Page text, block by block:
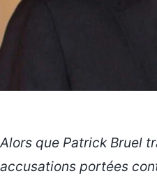
Alors que Patrick Bruel
accusations portées